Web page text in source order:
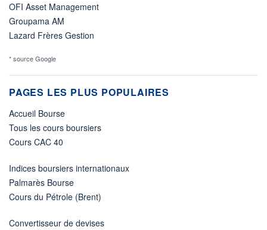
OFI Asset Management
Groupama AM
Lazard Frères Gestion
* source Google
PAGES LES PLUS POPULAIRES
Accueil Bourse
Tous les cours boursiers
Cours CAC 40
Indices boursiers internationaux
Palmarès Bourse
Cours du Pétrole (Brent)
Convertisseur de devises